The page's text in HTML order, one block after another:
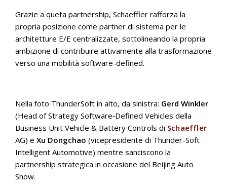
Grazie a queta partnership, Schaeffler rafforza la
propria posizione come partner di sistema per le
architetture E/E centralizzate, sottolineando la propria
ambizione di contribuire attivamente alla trasformazione
verso una mobilità software-defined.
Nella foto ThunderSoft in alto, da sinistra: Gerd Winkler
(Head of Strategy Software‑Defined Vehicles della
Business Unit Vehicle & Battery Controls di Schaeffler
AG) e Xu Dongchao (vicepresidente di Thunder-Soft
Intelligent Automotive) mentre sanciscono la
partnership strategica in occasione del Beijing Auto
Show.